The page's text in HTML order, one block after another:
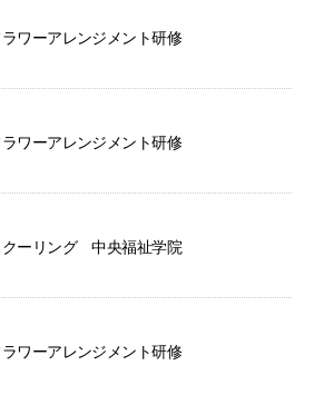
ワーアレンジメント研修
ワーアレンジメント研修
ーリング 中央福祉学院
ワーアレンジメント研修